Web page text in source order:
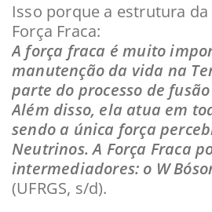
Isso porque a estrutura
Força Fraca:
A força fraca é muito
manutenção da vida na
parte do processo de
Além disso, ela atua em
sendo a única força
Neutrinos. A Força Fraca
intermediadores: o W
(UFRGS, s/d).